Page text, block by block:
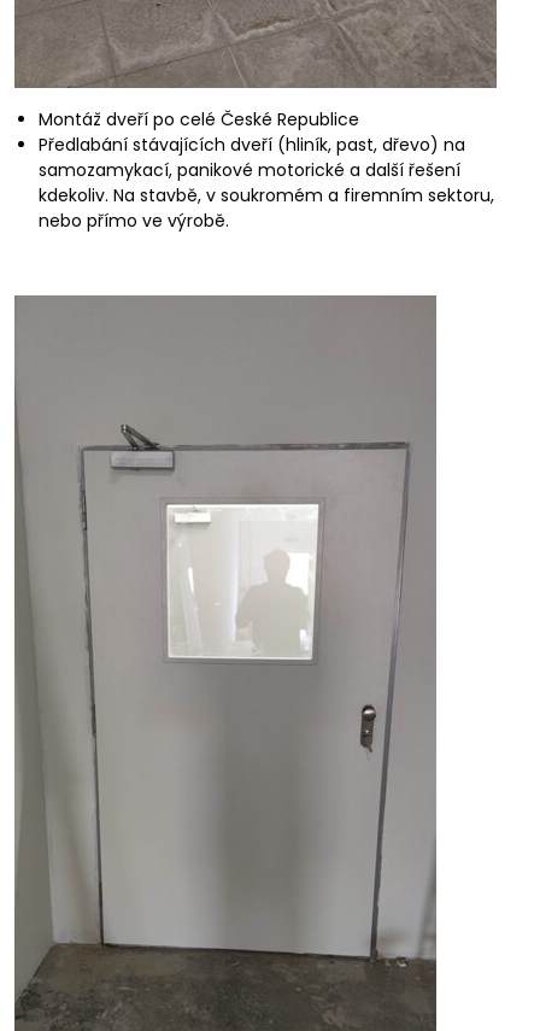
Montáž dveří po celé České Republice
Předlabání stávajících dveří (hliník, past, dřevo) na
samozamykací, panikové motorické a další řešení
kdekoliv. Na stavbě, v soukromém a firemním sektoru,
nebo přímo ve výrobě.